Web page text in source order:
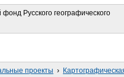
Русского географического
проекты ›